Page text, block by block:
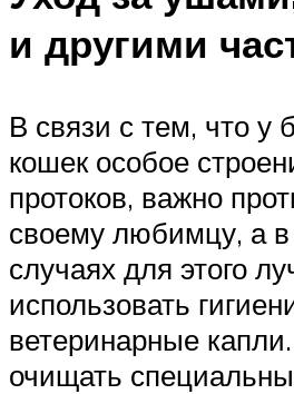
и другими
В связи с тем, что у
кошек особое
протоков, важно
своему любимцу, а
случаях для этого
использовать
ветеринарные
очищать